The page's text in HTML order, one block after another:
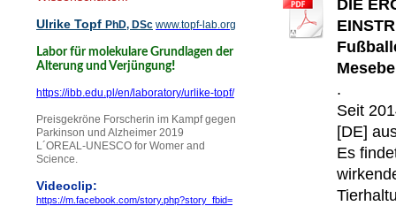
Ulrike Topf PhD, DSc www.topf-lab.org
Labor für molekulare Grundlagen der
Alterung und Verjüngung!
https://ibb.edu.pl/en/laboratory/urlike-topf/
Preisgekröne Forscherin im Kampf gegen
Parkinson und Alzheimer 2019
L´OREAL-UNESCO for Womer and
Science.
Videoclip:
https://m.facebook.com/story.php?story_ fbid=
DIE
.
Seit
[DE]
Es